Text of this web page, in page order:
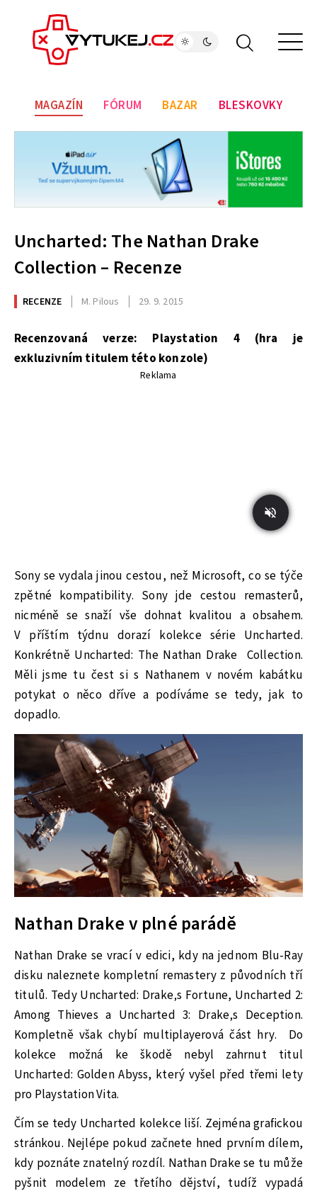
MAGAZÍN FÓRUM BAZAR BLESKOVKY
Uncharted: The Nathan Drake
Collection – Recenze
RECENZE M. Pilous 29. 9. 2015
Recenzovaná verze: Playstation 4 (hra je
exkluzivním titulem této konzole)
Reklama
Sony se vydala jinou cestou, než Microsoft, co se týče
zpětné kompatibility. Sony jde cestou remasterů,
nicméně se snaží vše dohnat kvalitou a obsahem.
V příštím týdnu dorazí kolekce série Uncharted.
Konkrétně Uncharted: The Nathan Drake Collection.
Měli jsme tu čest si s Nathanem v novém kabátku
potykat o něco dříve a podíváme se tedy, jak to
dopadlo.
Nathan Drake v plné parádě
Nathan Drake se vrací v edici, kdy na jednom Blu-Ray
disku naleznete kompletní remastery z původních tří
titulů. Tedy Uncharted: Drake‚s Fortune, Uncharted 2:
Among Thieves a Uncharted 3: Drake‚s Deception.
Kompletně však chybí multiplayerová část hry. Do
kolekce možná ke škodě nebyl zahrnut titul
Uncharted: Golden Abyss, který vyšel před třemi lety
pro Playstation Vita.
Čím se tedy Uncharted kolekce liší. Zejména grafickou
stránkou. Nejlépe pokud začnete hned prvním dílem,
kdy poznáte znatelný rozdíl. Nathan Drake se tu může
pyšnit modelem ze třetího dějství, tudíž vypadá